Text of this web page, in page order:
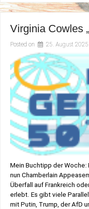
Virginia Cowles
Posted on 25. August 2025
Mein Buchtipp der Woche:
nun Chamberlain
Überfall auf Frankreich
erlebt. Es gibt viele
mit Putin, Trump, der AfD